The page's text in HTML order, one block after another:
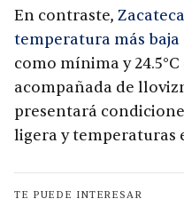
En contraste,
temperatura más baja
como mínima y
acompañada de
presentará
ligera y temperaturas
TE PUEDE INTERESAR